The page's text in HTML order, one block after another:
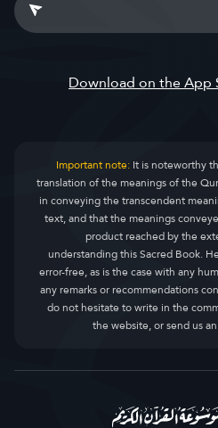
Important note:It is noteworthy
translation of the meanings of the
in conveying the transcendent
text, and that the meanings
product reached by the
understanding this Sacred Book.
error-free, as is the case with any
any remarks or recommendations
do not hesitate to write in the
the website, or send us